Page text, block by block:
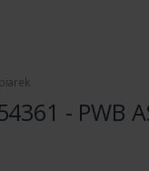
- PWB